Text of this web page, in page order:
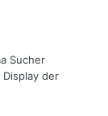
Sucher
der
Kameras